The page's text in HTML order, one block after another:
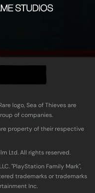
logo, Sea of Thieves are
of companies.
property of their respective
Ltd. All rights reserved.
"PlayStation Family Mark",
trademarks or trademarks
Inc.